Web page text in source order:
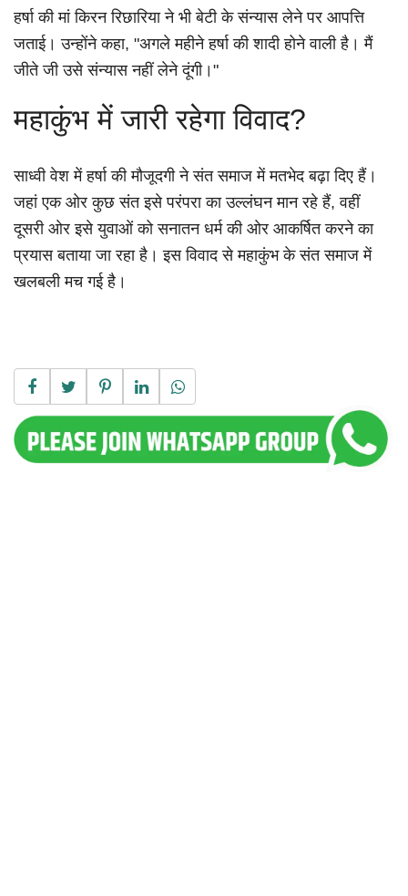
हर्षा की मां किरन रिछारिया ने भी बेटी के संन्यास लेने पर आपत्ति
जताई। उन्होंने कहा, "अगले महीने हर्षा की शादी होने वाली है। मैं
जीते जी उसे संन्यास नहीं लेने दूंगी।"
महाकुंभ में जारी रहेगा विवाद?
साध्वी वेश में हर्षा की मौजूदगी ने संत समाज में मतभेद बढ़ा दिए हैं।
जहां एक ओर कुछ संत इसे परंपरा का उल्लंघन मान रहे हैं, वहीं
दूसरी ओर इसे युवाओं को सनातन धर्म की ओर आकर्षित करने का
प्रयास बताया जा रहा है। इस विवाद से महाकुंभ के संत समाज में
खलबली मच गई है।